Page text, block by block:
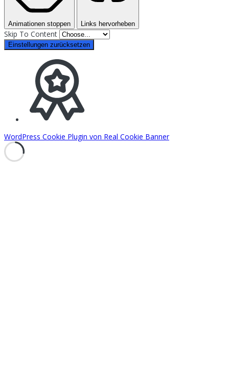
Animationen stoppen Links hervorheben
Skip To Content
Einstellungen zurücksetzen
WordPress Cookie Plugin von Real Cookie Banner